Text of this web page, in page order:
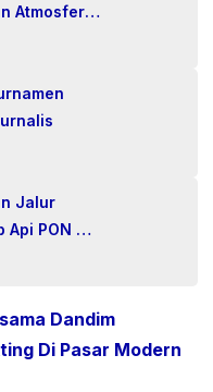
Atmosfer
Jalur
Api PON di
Dandim
Di Pasar Modern